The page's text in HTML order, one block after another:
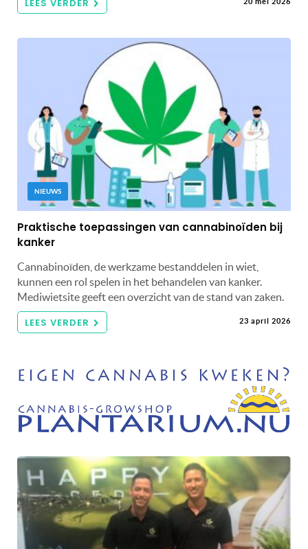
LEES VERDER
NIEUWS
Praktische toepassingen van cannabinoïden bij
kanker
Cannabinoïden, de werkzame bestanddelen in wiet,
kunnen een rol spelen in het behandelen van kanker.
Mediwietsite geeft een overzicht van de stand van zaken.
LEES VERDER 23 april 2026